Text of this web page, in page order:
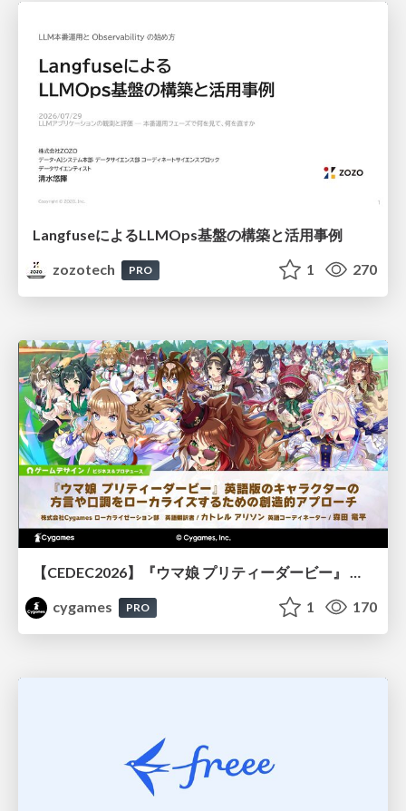
LangfuseによるLLMOps基盤の構築と活用事例
zozotech
PRO 1 270
【CEDEC2026】『ウマ娘 プリティーダービー』 英語版のキャラクターの方言や口調をローカライズするための創造的アプローチ
cygames
PRO 1 170